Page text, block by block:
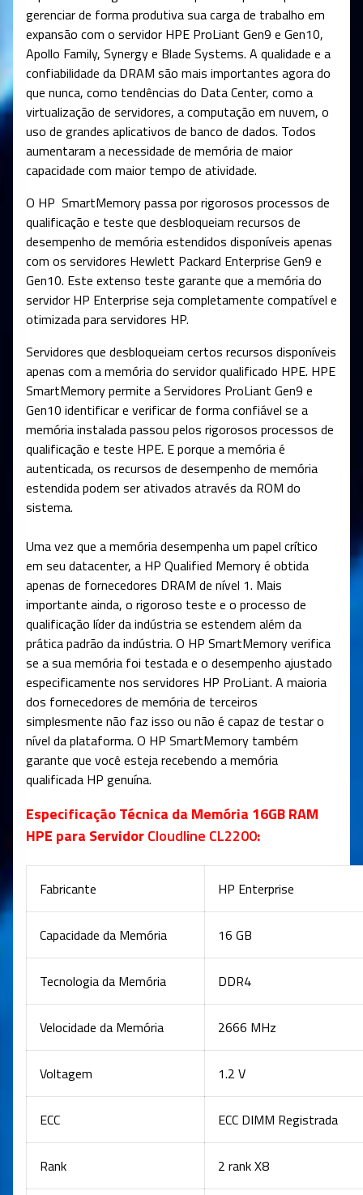
gerenciar de forma produtiva sua carga de trabalho em
expansão com o servidor HPE ProLiant Gen9 e Gen10,
Apollo Family, Synergy e Blade Systems. A qualidade e a
confiabilidade da DRAM são mais importantes agora do
que nunca, como tendências do Data Center, como a
virtualização de servidores, a computação em nuvem, o
uso de grandes aplicativos de banco de dados. Todos
aumentaram a necessidade de memória de maior
capacidade com maior tempo de atividade.
O HP SmartMemory passa por rigorosos processos de
qualificação e teste que desbloqueiam recursos de
desempenho de memória estendidos disponíveis apenas
com os servidores Hewlett Packard Enterprise Gen9 e
Gen10. Este extenso teste garante que a memória do
servidor HP Enterprise seja completamente compatível e
otimizada para servidores HP.
Servidores que desbloqueiam certos recursos disponíveis
apenas com a memória do servidor qualificado HPE. HPE
SmartMemory permite a Servidores ProLiant Gen9 e
Gen10 identificar e verificar de forma confiável se a
memória instalada passou pelos rigorosos processos de
qualificação e teste HPE. E porque a memória é
autenticada, os recursos de desempenho de memória
estendida podem ser ativados através da ROM do
sistema.
Uma vez que a memória desempenha um papel crítico
em seu datacenter, a HP Qualified Memory é obtida
apenas de fornecedores DRAM de nível 1. Mais
importante ainda, o rigoroso teste e o processo de
qualificação líder da indústria se estendem além da
prática padrão da indústria. O HP SmartMemory verifica
se a sua memória foi testada e o desempenho ajustado
especificamente nos servidores HP ProLiant. A maioria
dos fornecedores de memória de terceiros
simplesmente não faz isso ou não é capaz de testar o
nível da plataforma. O HP SmartMemory também
garante que você esteja recebendo a memória
qualificada HP genuína.
Especificação Técnica da Memória 16GB RAM
HPE para ServidorCloudline CL2200:
Fabricante HP Enterprise
Capacidade da Memória 16 GB
Tecnologia da Memória DDR4
Velocidade da Memória 2666 MHz
Voltagem 1.2 V
ECC ECC DIMM Registrada
Rank 2 rank X8